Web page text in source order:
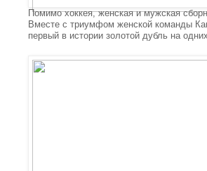
Помимо хоккея, женская и мужская
Вместе с триумфом женской команды
первый в истории золотой дубль на